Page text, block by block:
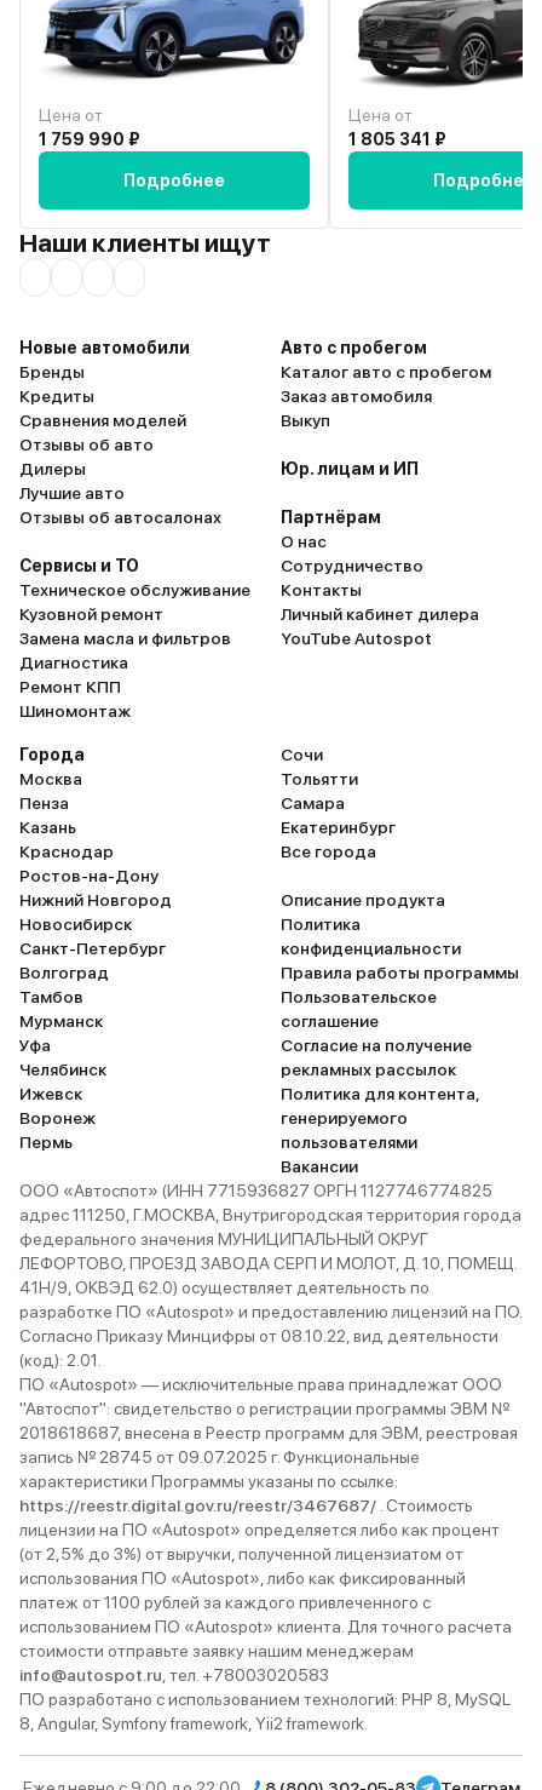
Цена от
1 759 990 ₽
Подробнее
Цена от
1 805 341 ₽
Подробнее
Наши клиенты ищут
Новые автомобили
Бренды
Кредиты
Сравнения моделей
Отзывы об авто
Дилеры
Лучшие авто
Отзывы об автосалонах
Сервисы и ТО
Техническое обслуживание
Кузовной ремонт
Замена масла и фильтров
Диагностика
Ремонт КПП
Шиномонтаж
Авто с пробегом
Каталог авто с пробегом
Заказ автомобиля
Выкуп
Юр. лицам и ИП
Партнёрам
О нас
Сотрудничество
Контакты
Личный кабинет дилера
YouTube Autospot
Города
Москва
Пенза
Казань
Краснодар
Ростов-на-Дону
Нижний Новгород
Новосибирск
Санкт-Петербург
Волгоград
Тамбов
Мурманск
Уфа
Челябинск
Ижевск
Воронеж
Пермь
Сочи
Тольятти
Самара
Екатеринбург
Все города
Описание продукта
Политика
конфиденциальности
Правила работы программы
Пользовательское
соглашение
Согласие на получение
рекламных рассылок
Политика для контента,
генерируемого
пользователями
Вакансии
ООО «Автоспот» (ИНН 7715936827 ОРГН 1127746774825
адрес 111250, Г.МОСКВА, Внутригородская территория города
федерального значения МУНИЦИПАЛЬНЫЙ ОКРУГ
ЛЕФОРТОВО, ПРОЕЗД ЗАВОДА СЕРП И МОЛОТ, Д. 10, ПОМЕЩ.
41Н/9, ОКВЭД 62.0) осуществляет деятельность по
разработке ПО «Autospot» и предоставлению лицензий на ПО.
Согласно Приказу Минцифры от 08.10.22, вид деятельности
(код): 2.01.
ПО «Autospot» — исключительные права принадлежат ООО
"Автоспот": свидетельство о регистрации программы ЭВМ №
2018618687, внесена в Реестр программ для ЭВМ, реестровая
запись № 28745 от 09.07.2025 г. Функциональные
характеристики Программы указаны по ссылке:
https://reestr.digital.gov.ru/reestr/3467687/ . Стоимость
лицензии на ПО «Autospot» определяется либо как процент
(от 2,5% до 3%) от выручки, полученной лицензиатом от
использования ПО «Autospot», либо как фиксированный
платеж от 1100 рублей за каждого привлеченного с
использованием ПО «Autospot» клиента. Для точного расчета
стоимости отправьте заявку нашим менеджерам
info@autospot.ru, тел. +78003020583
ПО разработано с использованием технологий: PHP 8, MySQL
8, Angular, Symfony framework, Yii2 framework.